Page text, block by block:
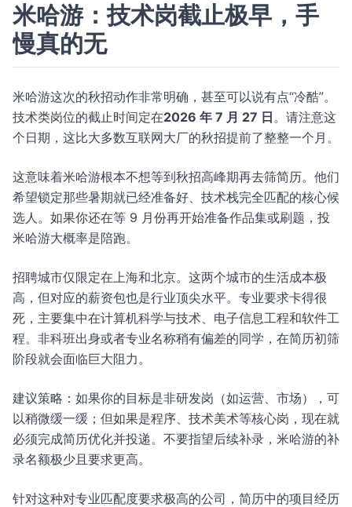
米哈游：技术岗截止极早，手
慢真的无
米哈游这次的秋招动作非常明确，甚至可以说有点“冷酷”。
技术类岗位的截止时间定在2026 年 7 月 27 日。请注意这
个日期，这比大多数互联网大厂的秋招提前了整整一个月。
这意味着米哈游根本不想等到秋招高峰期再去筛简历。他们
希望锁定那些暑期就已经准备好、技术栈完全匹配的核心候
选人。如果你还在等 9 月份再开始准备作品集或刷题，投
米哈游大概率是陪跑。
招聘城市仅限定在上海和北京。这两个城市的生活成本极
高，但对应的薪资包也是行业顶尖水平。专业要求卡得很
死，主要集中在计算机科学与技术、电子信息工程和软件工
程。非科班出身或者专业名称稍有偏差的同学，在简历初筛
阶段就会面临巨大阻力。
建议策略：如果你的目标是非研发岗（如运营、市场），可
以稍微缓一缓；但如果是程序、技术美术等核心岗，现在就
必须完成简历优化并投递。不要指望后续补录，米哈游的补
录名额极少且要求更高。
针对这种对专业匹配度要求极高的公司，简历中的项目经历